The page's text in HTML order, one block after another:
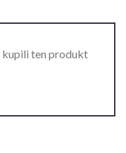
ten produkt